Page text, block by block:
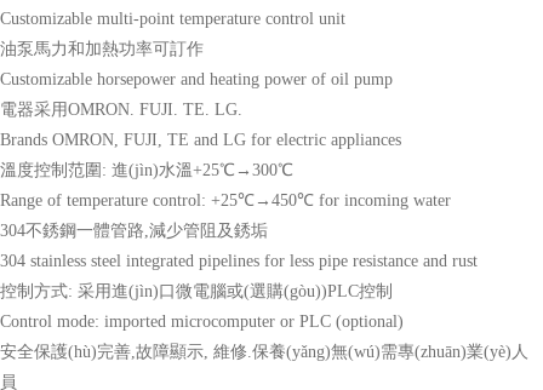
Customizable multi-point temperature control unit
油泵馬力和加熱功率可訂作
Customizable horsepower and heating power of oil pump
電器采用OMRON. FUJI. TE. LG.
Brands OMRON, FUJI, TE and LG for electric appliances
溫度控制范圍: 進(jìn)水溫+25℃→300℃
Range of temperature control: +25℃→450℃ for incoming water
304不銹鋼一體管路,減少管阻及銹垢
304 stainless steel integrated pipelines for less pipe resistance and rust
控制方式: 采用進(jìn)口微電腦或(選購(gòu))PLC控制
Control mode: imported microcomputer or PLC (optional)
安全保護(hù)完善,故障顯示, 維修.保養(yǎng)無(wú)需專(zhuān)業(yè)人
員